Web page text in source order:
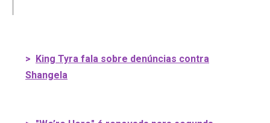
> King Tyra fala sobre denúncias contra
Shangela